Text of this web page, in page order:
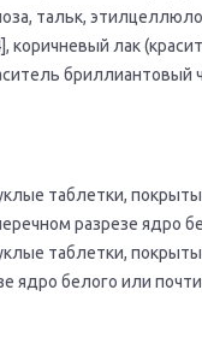
тальк,
коричневый лак
бриллиантовый
таблетки,
разрезе ядро
таблетки,
ядро белого или